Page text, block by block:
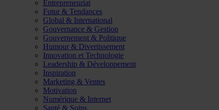
Entrepreneuriat
Futur & Tendances
Global & International
Gouvernance & Gestion
Gouvernement & Politique
Humour & Divertissement
Innovation et Technologie
Leadership & Développement
Inspiration
Marketing & Ventes
Motivation
Numérique & Internet
Santé & Soins